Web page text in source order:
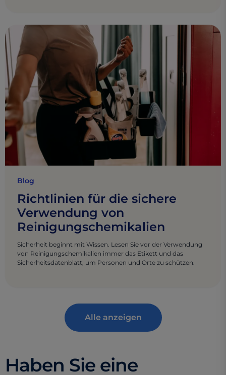
Blog
Richtlinien für die sichere
Verwendung von
Reinigungschemikalien
Sicherheit beginnt mit Wissen. Lesen Sie vor der Verwendung
von Reinigungschemikalien immer das Etikett und das
Sicherheitsdatenblatt, um Personen und Orte zu schützen.
Alle anzeigen
Haben Sie eine